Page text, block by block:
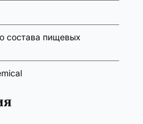
состава пищевых